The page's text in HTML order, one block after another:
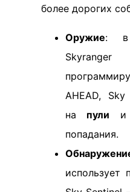
более дорогих
Оружие: в
AHEAD, Sky
на пули и
попадания.
использует